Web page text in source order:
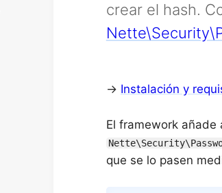
crear el hash.
→ Instalación y
El framework
que se lo pasen